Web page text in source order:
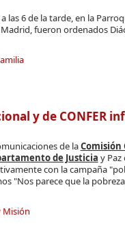
las 6 de la tarde, en la
fueron ordenados
y de CONFER
de laComisión
de Justicia y Paz
con la campaña
"Nos parece que la
Misión